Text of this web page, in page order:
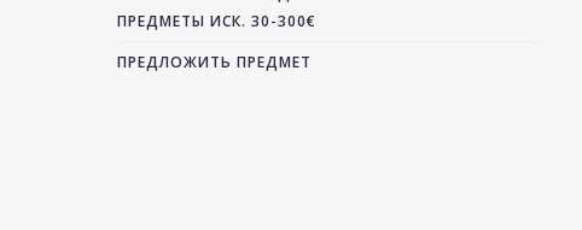
ПРЕДМЕТЫ ИСК. 30-300€
ПРЕДЛОЖИТЬ ПРЕДМЕТ